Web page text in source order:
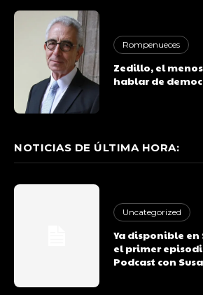
Rompenueces
Zedillo, el
hablar de
NOTICIAS DE ÚLTIMA HORA:
Uncategorized
Ya disponible en
el primer
Podcast con